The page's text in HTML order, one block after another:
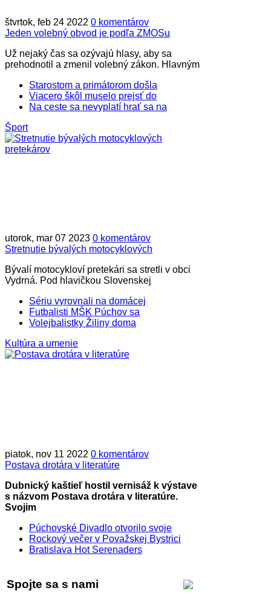
štvrtok, feb 24 2022 0 komentárov
Jeden volebný obvod je podľa ZMOSu
Už nejaký čas sa ozývajú hlasy, aby sa
prehodnotil a zmenil volebný zákon. Hlavným
Starostom a primátorom došla
Viacero škôl muselo prejsť do
Na ceste sa nevyplatí hrať sa na
Šport
utorok, mar 07 2023 0 komentárov
Stretnutie bývalých motocyklových
Bývalí motocykloví pretekári sa stretli v obci
Vydrná. Pod hlavičkou Slovenskej
Sériu vyrovnali na domácej
Futbalisti MŠK Púchov sa
Volejbalistky Žiliny doma
Kultúra a umenie
piatok, nov 11 2022 0 komentárov
Postava drotára v literatúre
Dubnický kaštieľ hostil vernisáž k výstave
s názvom Postava drotára v literatúre.
Svojim
Púchovské Divadlo otvorilo svoje
Rockový večer v Považskej Bystrici
Bratislava Hot Serenaders
Spojte sa s nami